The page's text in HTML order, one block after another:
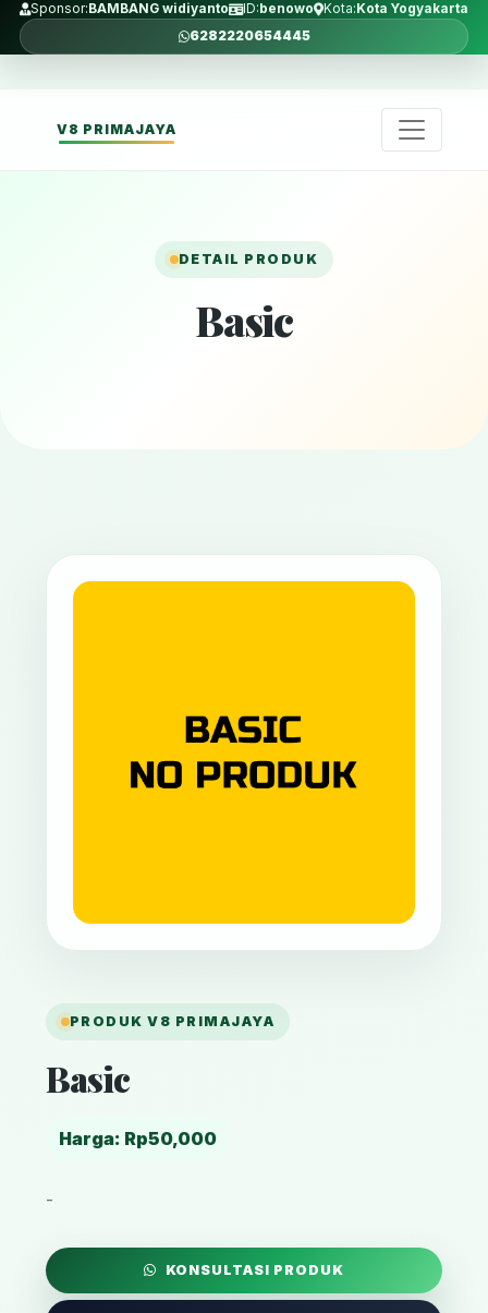
Sponsor: BAMBANG widiyanto ID: benowo Kota: Kota Yogyakarta
6282220654445
V8 PRIMAJAYA
DETAIL PRODUK
Basic
PRODUK V8 PRIMAJAYA
Basic
Harga: Rp50,000
-
KONSULTASI PRODUK